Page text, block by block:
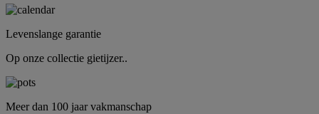
Levenslange garantie
Op onze collectie gietijzer..
Meer dan 100 jaar vakmanschap